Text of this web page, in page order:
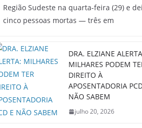
Região Sudeste na quarta-feira (29) e
cinco pessoas mortas — três em
DRA. ELZIANE
MILHARES PODEM
DIREITO À
APOSENTADORIA
NÃO SABEM
julho 20, 2026